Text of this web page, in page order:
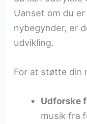
Uanset om du
nybegynder, er
udvikling.
For at støtte din
Udforske
musik fra